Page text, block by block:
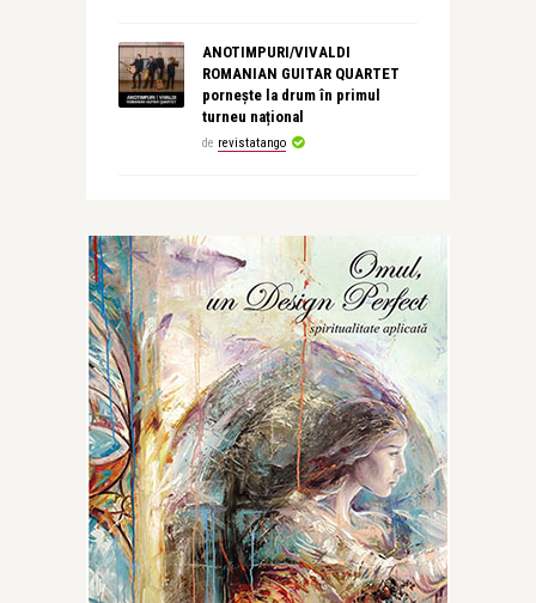
ANOTIMPURI/VIVALDI
ROMANIAN GUITAR QUARTET
pornește la drum în primul
turneu național
de revistatango